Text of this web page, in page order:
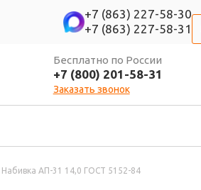
+7 (863) 227-58-30
+7 (863) 227-58-31
Бесплатно по России
+7 (800) 201-58-31
Заказать звонок
Набивка АП-31 14,0 ГОСТ 5152-84